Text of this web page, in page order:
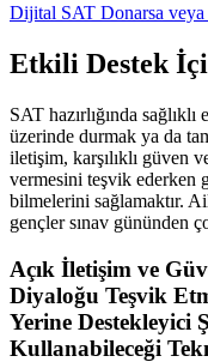
Dijital SAT Donarsa veya
Etkili Destek
SAT hazırlığında sağlıklı
üzerinde durmak ya da
iletişim, karşılıklı güven
vermesini teşvik ederken
bilmelerini sağlamaktır.
gençler sınav gününden
Açık İletişim ve
Diyaloğu Teşvik
Yerine Destekleyici
Kullanabileceği